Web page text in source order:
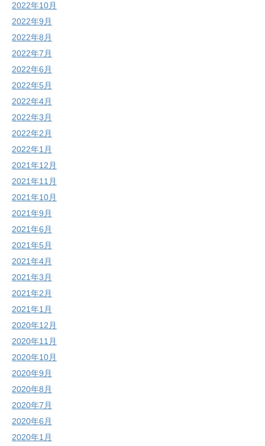
2022年10月
2022年9月
2022年8月
2022年7月
2022年6月
2022年5月
2022年4月
2022年3月
2022年2月
2022年1月
2021年12月
2021年11月
2021年10月
2021年9月
2021年6月
2021年5月
2021年4月
2021年3月
2021年2月
2021年1月
2020年12月
2020年11月
2020年10月
2020年9月
2020年8月
2020年7月
2020年6月
2020年1月